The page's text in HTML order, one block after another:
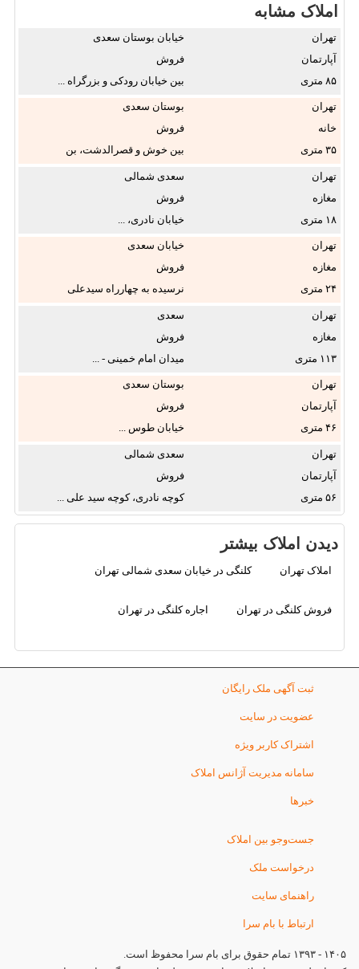
املاک مشابه
تهران
خیابان بوستان سعدی
آپارتمان
فروش
۸۵
بین خیابان رودکی و بزرگراه ...
تهران
بوستان سعدی
خانه
فروش
۳۵
بین خوش و قصرالدشت، بن
تهران
سعدی شمالی
مغازه
فروش
۱۸
خیابان نادری، ...
تهران
خیابان سعدی
مغازه
فروش
۲۴
نرسیده به چهارراه سیدعلی
تهران
سعدی
مغازه
فروش
۱۱۳
میدان امام خمینی - ...
تهران
بوستان سعدی
آپارتمان
فروش
۴۶
خیابان طوس ...
تهران
سعدی شمالی
آپارتمان
فروش
۵۶
کوچه نادری، کوچه سید علی ...
دیدن املاک بیشتر
املاک تهران کلنگی در خیابان سعدی شمالی تهران
فروش کلنگی در تهران اجاره کلنگی در تهران
ثبت آگهی ملک رایگان
عضویت در سایت
اشتراک کاربر ویژه
سامانه مدیریت آژانس املاک
خبرها
جست‌وجو بین املاک
درخواست ملک
راهنمای سایت
ارتباط با بام سرا
۱۴۰۵ - ۱۳۹۳ تمام حقوق برای بام سرا محفوظ است.